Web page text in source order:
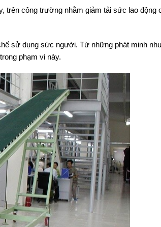
trên công trường nhằm giảm tải sức lao động
sử dụng sức người. Từ những phát minh
phạm vi này.